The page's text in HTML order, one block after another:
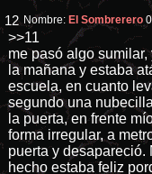
12 Nombre: El Sombrerero
>>11
me pasó algo
la mañana y estaba
escuela, en cuanto
segundo una
la puerta, en frente
forma irregular, a
puerta y
hecho estaba feliz